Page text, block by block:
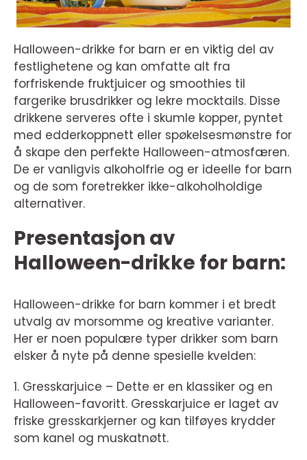
Halloween-drikke for barn er en viktig del av
festlighetene og kan omfatte alt fra
forfriskende fruktjuicer og smoothies til
fargerike brusdrikker og lekre mocktails. Disse
drikkene serveres ofte i skumle kopper, pyntet
med edderkoppnett eller spøkelsesmønstre for
å skape den perfekte Halloween-atmosfæren.
De er vanligvis alkoholfrie og er ideelle for barn
og de som foretrekker ikke-alkoholholdige
alternativer.
Presentasjon av
Halloween-drikke for barn:
Halloween-drikke for barn kommer i et bredt
utvalg av morsomme og kreative varianter.
Her er noen populære typer drikker som barn
elsker å nyte på denne spesielle kvelden:
1. Gresskarjuice – Dette er en klassiker og en
Halloween-favoritt. Gresskarjuice er laget av
friske gresskarkjerner og kan tilføyes krydder
som kanel og muskatnøtt.